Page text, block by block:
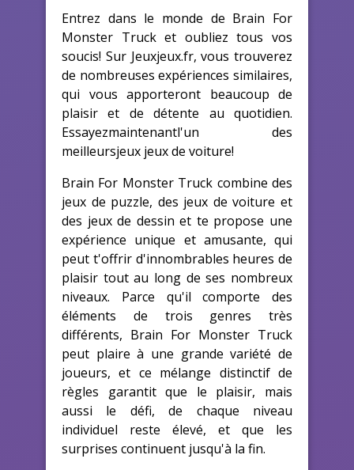
Entrez dans le monde de Brain For
Monster Truck et oubliez tous vos
soucis! Sur Jeuxjeux.fr, vous trouverez
de nombreuses expériences similaires,
qui vous apporteront beaucoup de
plaisir et de détente au quotidien.
Essayezmaintenantl'un des
meilleursjeux jeux de voiture!
Brain For Monster Truck combine des
jeux de puzzle, des jeux de voiture et
des jeux de dessin et te propose une
expérience unique et amusante, qui
peut t'offrir d'innombrables heures de
plaisir tout au long de ses nombreux
niveaux. Parce qu'il comporte des
éléments de trois genres très
différents, Brain For Monster Truck
peut plaire à une grande variété de
joueurs, et ce mélange distinctif de
règles garantit que le plaisir, mais
aussi le défi, de chaque niveau
individuel reste élevé, et que les
surprises continuent jusqu'à la fin.